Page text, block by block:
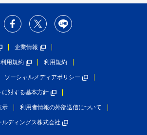
企業情報
用規約 利用規約
ソーシャルメディアポリシー
に対する基本方針
示 利用者情報の外部送信について
ディングス株式会社